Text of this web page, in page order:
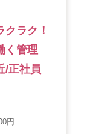
クラク！
く管理
/正社員
円